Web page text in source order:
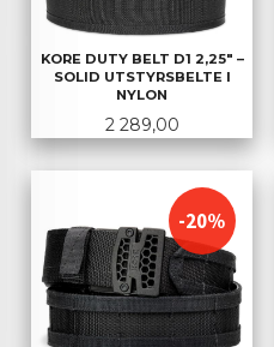
KORE DUTY BELT D1 2,25" –
SOLID UTSTYRSBELTE I
NYLON
Pris
2 289,00
-20%